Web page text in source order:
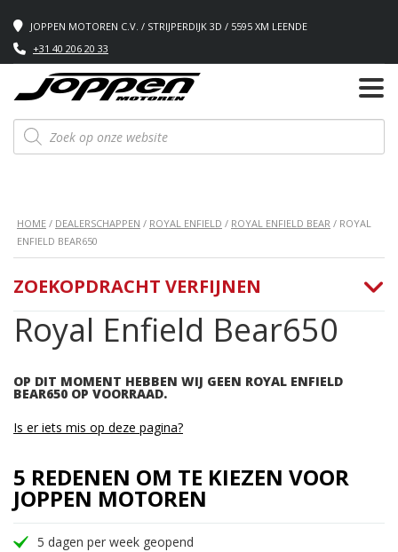
JOPPEN MOTOREN C.V. / STRIJPERDIJK 3D / 5595 XM LEENDE
+31 40 206 20 33
Producten
zoeken
HOME / DEALERSCHAPPEN / ROYAL ENFIELD / ROYAL ENFIELD BEAR / ROYAL
ENFIELD BEAR650
Royal Enfield Bear650
OP DIT MOMENT HEBBEN WIJ GEEN ROYAL ENFIELD
BEAR650 OP VOORRAAD.
ZOEKOPDRACHT VERFIJNEN
Is er iets mis op deze pagina?
5 REDENEN OM TE KIEZEN VOOR
JOPPEN MOTOREN
5 dagen per week geopend